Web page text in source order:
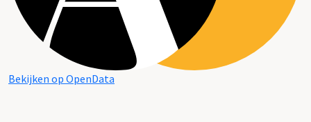
Bekijken op OpenData